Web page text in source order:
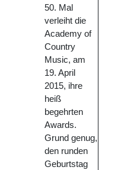
50. Mal
verleiht die
Academy of
Country
Music, am
19. April
2015, ihre
heiß
begehrten
Awards.
Grund genug,
den runden
Geburtstag